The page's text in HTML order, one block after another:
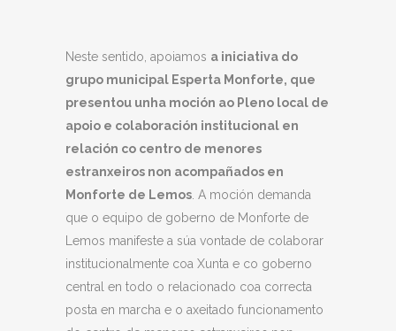
Neste sentido, apoiamos a iniciativa do
grupo municipal Esperta Monforte, que
presentou unha moción ao Pleno local de
apoio e colaboración institucional en
relación co centro de menores
estranxeiros non acompañados en
M onforte de Lemos. A moción demanda
que o equipo de goberno de Monforte de
Lemos manifeste a súa vontade de colaborar
institucionalmente coa Xunta e co goberno
central en todo o relacionado coa correcta
posta en marcha e o axeitado funcionamento